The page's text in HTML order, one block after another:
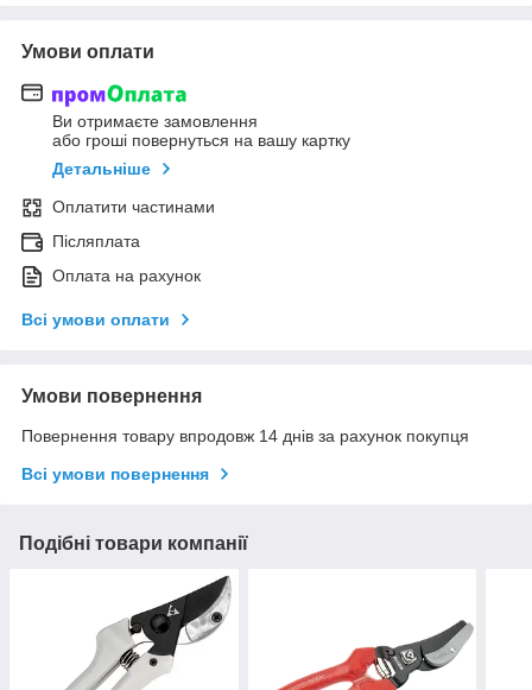
Умови оплати
Ви отримаєте замовлення
або гроші повернуться на вашу картку
Детальніше
Оплатити частинами
Післяплата
Оплата на рахунок
Всі умови оплати
Умови повернення
Повернення товару впродовж 14 днів за рахунок покупця
Всі умови повернення
Подібні товари компанії